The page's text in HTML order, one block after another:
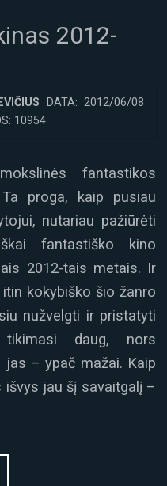
2012-
DATA: 2012/06/08
10954
fantastikos
proga, kaip pusiau
nutariau pažiūrėti
fantastiško kino
2012-tais metais. Ir
kokybiško šio žanro
nužvelgti ir pristatyti
daug, nors
jas – ypač mažai. Kaip
išvys jau šį savaitgalį –